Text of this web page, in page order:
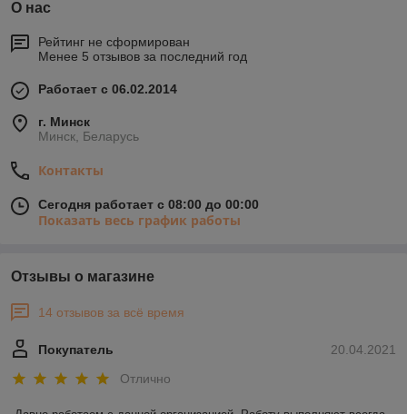
О нас
Рейтинг не сформирован
Менее 5 отзывов за последний год
Работает с 06.02.2014
г. Минск
Минск, Беларусь
Контакты
Сегодня работает с 08:00 до 00:00
Показать весь график работы
Отзывы о магазине
14 отзывов за всё время
20.04.2021
Покупатель
Отлично